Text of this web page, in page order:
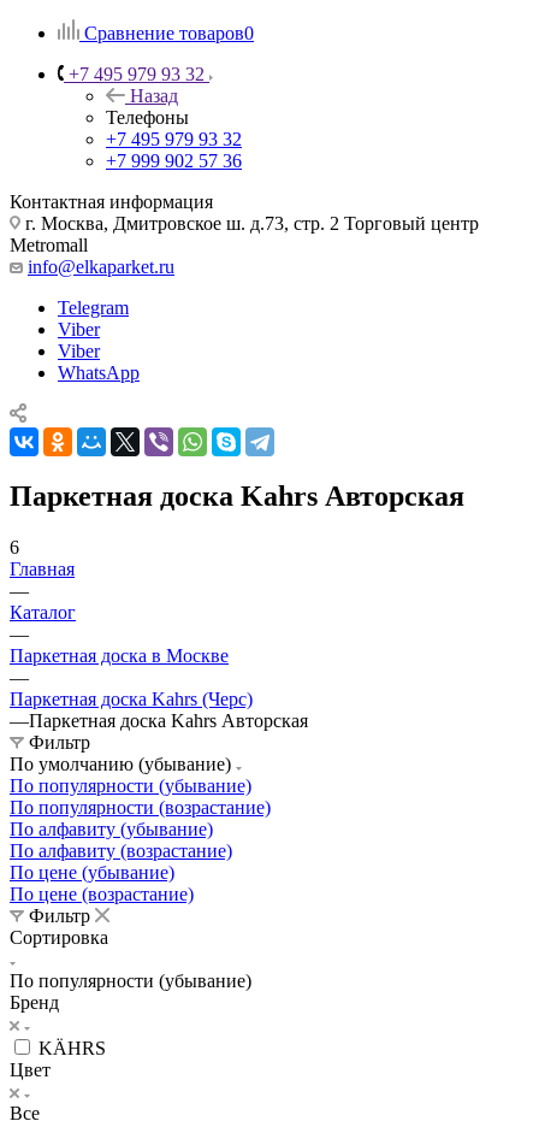
Сравнение товаров0
+7 495 979 93 32
Назад
Телефоны
+7 495 979 93 32
+7 999 902 57 36
Контактная информация
г. Москва, Дмитровское ш. д.73, стр. 2 Торговый центр
Metromall
info@elkaparket.ru
Telegram
Viber
Viber
WhatsApp
Паркетная доска Kahrs Авторская
6
Главная
—
Каталог
—
Паркетная доска в Москве
—
Паркетная доска Kahrs (Черс)
—Паркетная доска Kahrs Авторская
Фильтр
По умолчанию (убывание)
По популярности (убывание)
По популярности (возрастание)
По алфавиту (убывание)
По алфавиту (возрастание)
По цене (убывание)
По цене (возрастание)
Фильтр
Сортировка
По популярности (убывание)
Бренд
KÄHRS
Цвет
Все